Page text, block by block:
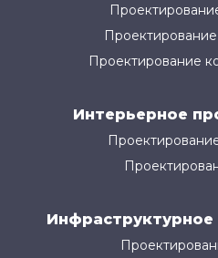
Проектирование
Интерьерное